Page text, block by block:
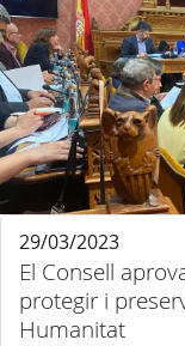
El Consell
protegir i
Humanitat
29/03/2023